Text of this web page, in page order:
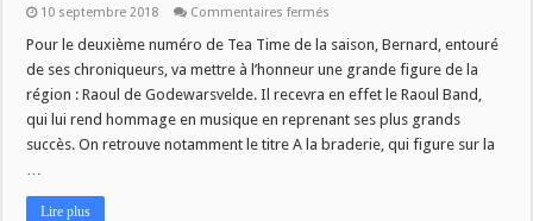
10 septembre 2018 Commentaires fermés
time
12/09
Pour le deuxième numéro de Tea Time de la saison, Bernard, entouré
de ses chroniqueurs, va mettre à l’honneur une grande figure de la
région : Raoul de Godewarsvelde. Il recevra en effet le Raoul Band,
qui lui rend hommage en musique en reprenant ses plus grands
succès. On retrouve notamment le titre A la braderie, qui figure sur la
Lire plus